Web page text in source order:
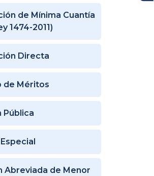
de Mínima Cuantía
1474-2011)
Directa
de Méritos
Pública
Abreviada de Menor